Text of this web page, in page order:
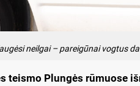
neilgai – pareigūnai vogtus
teismo Plungės rūmuose